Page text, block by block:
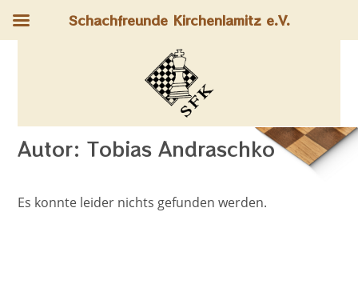
Autor:Tobias Andraschko
Es konnte leider nichts gefunden werden.
Schachfreunde Kirchenlamitz e.V.